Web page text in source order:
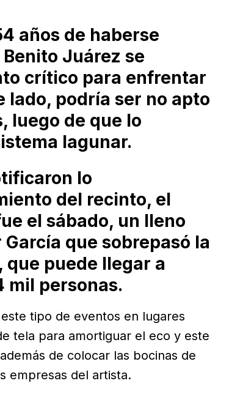
años de haberse
Juárez se
crítico para enfrentar
lado, podría ser no apto
luego de que lo
lagunar.
lo
del recinto, el
el sábado, un lleno
que sobrepasó la
puede llegar a
mil personas.
tipo de eventos en lugares
tela para amortiguar el eco y este
de colocar las bocinas de
empresas del artista.